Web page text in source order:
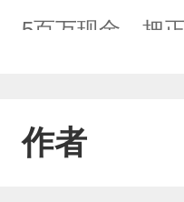
5百万现金，把
宿舍——独栋别
作者